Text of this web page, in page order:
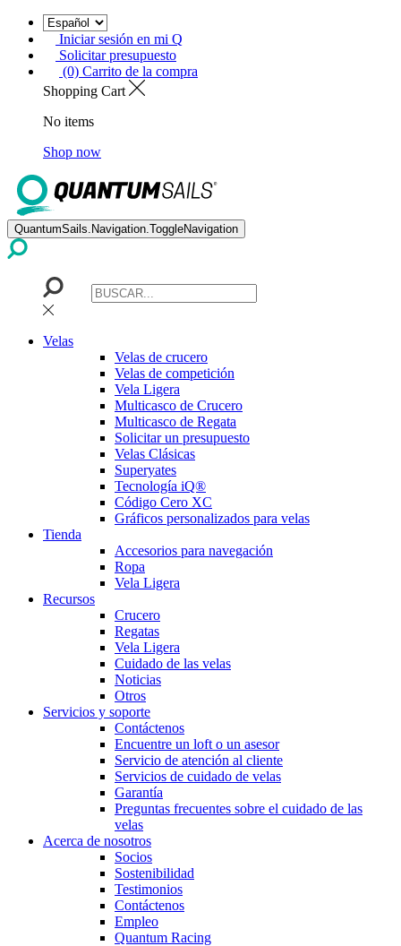
Iniciar sesión en mi Q
Solicitar presupuesto
(0) Carrito de la compra
Shopping Cart
No items
Shop now
QuantumSails.Navigation.ToggleNavigation
Velas
Velas de crucero
Velas de competición
Vela Ligera
Multicasco de Crucero
Multicasco de Regata
Solicitar un presupuesto
Velas Clásicas
Superyates
Tecnología iQ®
Código Cero XC
Gráficos personalizados para velas
Tienda
Accesorios para navegación
Ropa
Vela Ligera
Recursos
Crucero
Regatas
Vela Ligera
Cuidado de las velas
Noticias
Otros
Servicios y soporte
Contáctenos
Encuentre un loft o un asesor
Servicio de atención al cliente
Servicios de cuidado de velas
Garantía
Preguntas frecuentes sobre el cuidado de las
velas
Acerca de nosotros
Socios
Sostenibilidad
Testimonios
Contáctenos
Empleo
Quantum Racing